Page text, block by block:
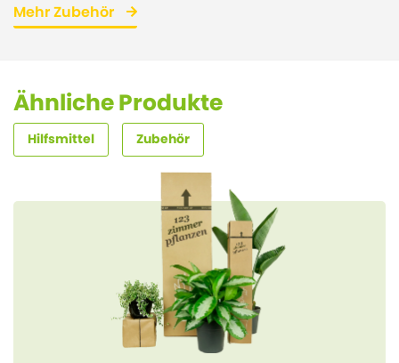
Mehr Zubehör
Ähnliche Produkte
Hilfsmittel Zubehör